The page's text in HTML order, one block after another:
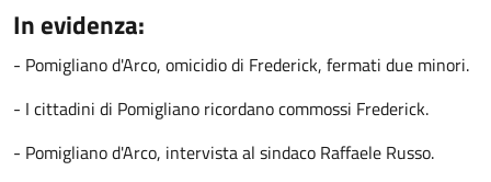
In evidenza:
- Pomigliano d'Arco, omicidio di Frederick, fermati due minori.
- I cittadini di Pomigliano ricordano commossi Frederick.
- Pomigliano d'Arco, intervista al sindaco Raffaele Russo.